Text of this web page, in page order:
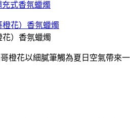
充式香氛蠟燭
花）香氛蠟燭
橙花以細膩筆觸為夏日空氣帶來